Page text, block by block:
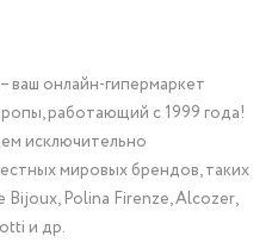
ваш онлайн-гипермаркет
работающий с 1999 года!
исключительно
мировых брендов, таких
Bijoux, Polina Firenze, Alcozer,
и др.